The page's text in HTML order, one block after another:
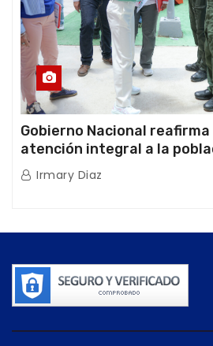
Gobierno Nacional
atención integral a la
tras doblete sísmico
Irmary Diaz